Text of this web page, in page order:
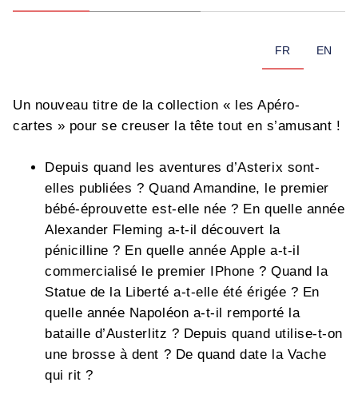
FR EN
Un nouveau titre de la collection « les Apéro-
cartes » pour se creuser la tête tout en s’amusant !
Depuis quand les aventures d’Asterix sont-
elles publiées ? Quand Amandine, le premier
bébé-éprouvette est-elle née ? En quelle année
Alexander Fleming a-t-il découvert la
pénicilline ? En quelle année Apple a-t-il
commercialisé le premier IPhone ? Quand la
Statue de la Liberté a-t-elle été érigée ? En
quelle année Napoléon a-t-il remporté la
bataille d’Austerlitz ? Depuis quand utilise-t-on
une brosse à dent ? De quand date la Vache
qui rit ?